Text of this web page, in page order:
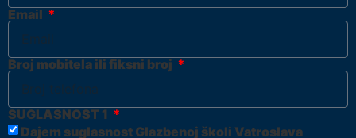
Email
Broj mobitela ili fiksni broj
SUGLASNOST 1
Dajem suglasnost Glazbenoj školi Vatroslava